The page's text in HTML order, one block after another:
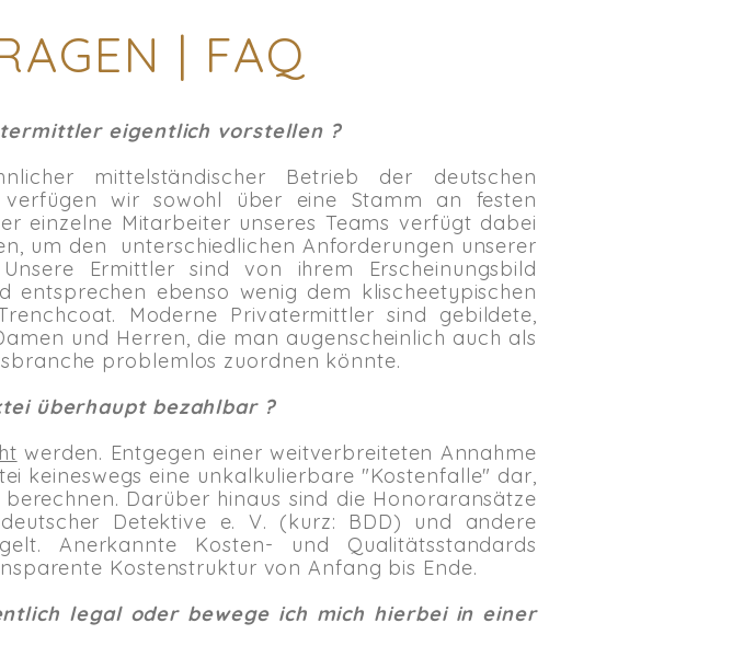
| FAQ
eigentlich vorstellen ?
mittelständischer Betrieb der deutschen
wir sowohl über eine Stamm an festen
einzelne Mitarbeiter unseres Teams verfügt dabei
um den unterschiedlichen Anforderungen unserer
Ermittler sind von ihrem Erscheinungsbild
ebenso wenig dem klischeetypischen
Moderne Privatermittler sind gebildete,
und Herren, die man augenscheinlich auch als
problemlos zuordnen könnte.
überhaupt bezahlbar ?
werden. Entgegen einer weitverbreiteten Annahme
keineswegs eine unkalkulierbare "Kostenfalle" dar,
Darüber hinaus sind die Honoraransätze
Detektive e. V. (kurz: BDD) und andere
Anerkannte Kosten- und Qualitätsstandards
Kostenstruktur von Anfang bis Ende.
legal oder bewege ich mich hierbei in einer